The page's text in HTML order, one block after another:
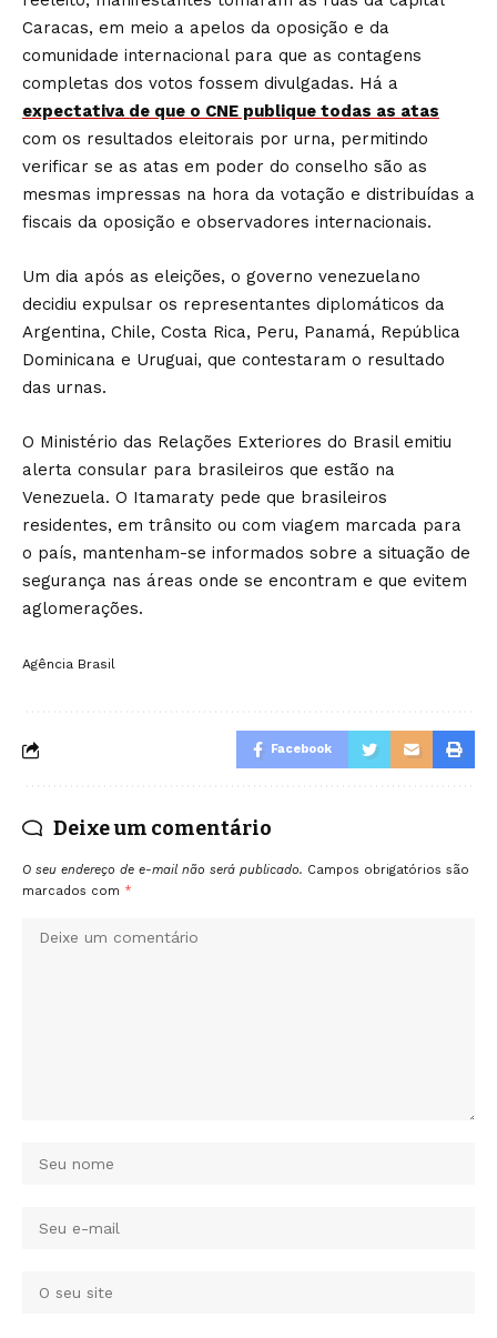
Caracas, em meio a apelos da oposição e da
comunidade internacional para que as contagens
completas dos votos fossem divulgadas. Há a
expectativa de que o CNE publique todas as atas
com os resultados eleitorais por urna, permitindo
verificar se as atas em poder do conselho são as
mesmas impressas na hora da votação e distribuídas a
fiscais da oposição e observadores internacionais.
Um dia após as eleições, o governo venezuelano
decidiu expulsar os representantes diplomáticos da
Argentina, Chile, Costa Rica, Peru, Panamá, República
Dominicana e Uruguai, que contestaram o resultado
das urnas.
O Ministério das Relações Exteriores do Brasil emitiu
alerta consular para brasileiros que estão na
Venezuela. O Itamaraty pede que brasileiros
residentes, em trânsito ou com viagem marcada para
o país, mantenham-se informados sobre a situação de
segurança nas áreas onde se encontram e que evitem
aglomerações.
Agência Brasil
Facebook
Deixe um comentário
O seu endereço de e-mail não será publicado. Campos obrigatórios são
marcados com *